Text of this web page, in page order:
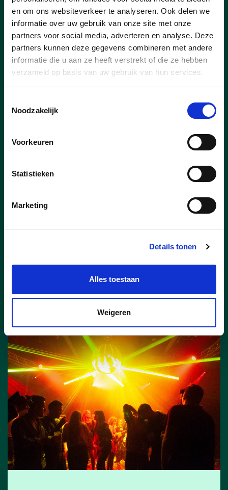
en om ons websiteverkeer te analyseren. Ook delen we
informatie over uw gebruik van onze site met onze
partners voor social media, adverteren en analyse. Deze
partners kunnen deze gegevens combineren met andere
informatie die u aan ze heeft verstrekt of die ze hebben
verzameld op basis van uw gebruik van hun services.
Noodzakelijk
Voorkeuren
Statistieken
Marketing
Details tonen
Alles toestaan
Weigeren
Veilig thuis & op weg
Veilig thuis & op weg